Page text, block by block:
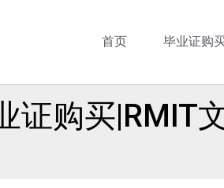
首页 毕业证购
证购买|RMIT